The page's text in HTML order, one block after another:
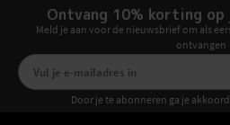
Ontvang 10% korting op
Meld je aan voor de nieuwsbrief om als
ontvangen
Door je te abonneren ga je